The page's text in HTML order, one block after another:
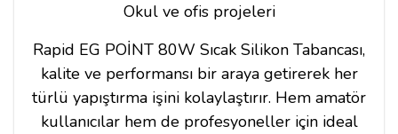
Okul ve ofis projeleri
Rapid EG POİNT 80W Sıcak Silikon Tabancası,
kalite ve performansı bir araya getirerek her
türlü yapıştırma işini kolaylaştırır. Hem amatör
kullanıcılar hem de profesyoneller için ideal